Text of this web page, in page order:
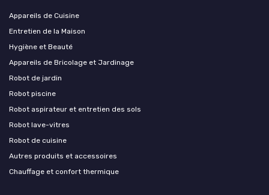
Appareils de Cuisine
Entretien de la Maison
Hygiène et Beauté
Appareils de Bricolage et Jardinage
Robot de jardin
Robot piscine
Robot aspirateur et entretien des sols
Robot lave-vitres
Robot de cuisine
Autres produits et accessoires
Chauffage et confort thermique